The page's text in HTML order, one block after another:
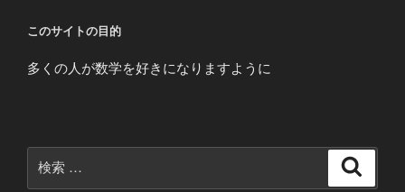
このサイトの目的
多くの人が数学を好きになりますように
索: